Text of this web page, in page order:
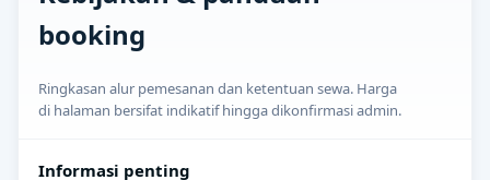
booking
Ringkasan alur pemesanan dan ketentuan sewa. Harga
di halaman bersifat indikatif hingga dikonfirmasi admin.
Informasi penting